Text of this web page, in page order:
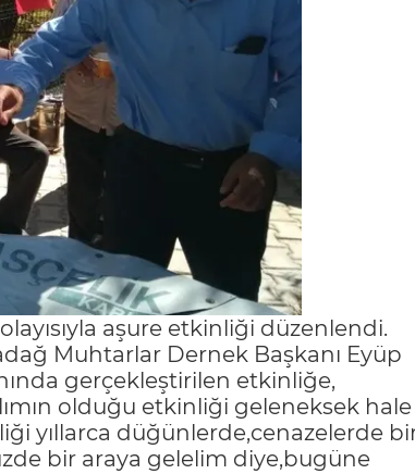
aşure etkinliği düzenlendi.
Muhtarlar Dernek Başkanı Eyüp
gerçekleştirilen etkinliğe,
olduğu etkinliği geleneksek hale
yıllarca düğünlerde,cenazelerde
bir araya gelelim diye,bugüne